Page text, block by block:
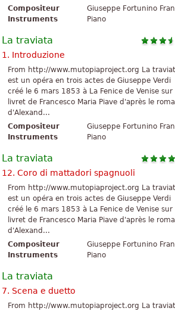
Compositeur
Giuseppe Fortunino
Instruments
Piano
La traviata
1. Introduzione
From http://www.mutopiaproject.org La
est un opéra en trois actes de Giuseppe Verdi
créé le 6 mars 1853 à La Fenice de Venise sur
livret de Francesco Maria Piave d'après le
d'Alexand...
Compositeur
Giuseppe Fortunino
Instruments
Piano
La traviata
12. Coro di mattadori spagnuoli
From http://www.mutopiaproject.org La
est un opéra en trois actes de Giuseppe Verdi
créé le 6 mars 1853 à La Fenice de Venise sur
livret de Francesco Maria Piave d'après le
d'Alexand...
Compositeur
Giuseppe Fortunino
Instruments
Piano
La traviata
7. Scena e duetto
From http://www.mutopiaproject.org La